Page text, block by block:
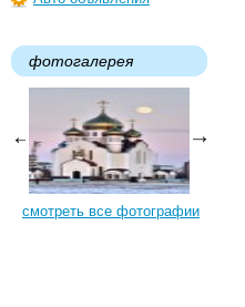
фотогалерея
смотреть все фотографии